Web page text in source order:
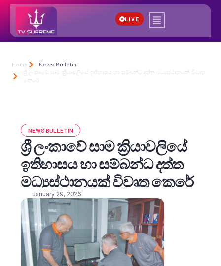
LIVE
Home
News Bulletin
ශ්‍රී ලංකාවේ සාම ක්‍රියාවලියේ ඉතිහාසය හා සම්බන්ධ දත්ත මධ්‍යස්ථානයක් විවෘත
කෙරේ
NEWS BULLETIN
ශ්‍රී ලංකාවේ සාම ක්‍රියාවලියේ
ඉතිහාසය හා සම්බන්ධ දත්ත
මධ්‍යස්ථානයක් විවෘත කෙරේ
January 29, 2026